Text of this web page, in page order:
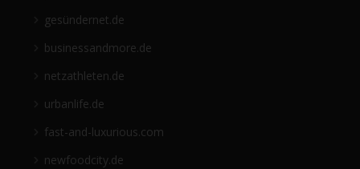
gesündernet.de
businessandmore.de
netzathleten.de
urbanlife.de
fast-and-luxurious.com
newfoodcity.de